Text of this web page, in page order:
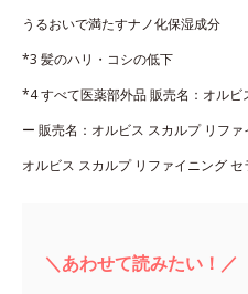
うるおいで満たすナノ化保湿成分
*3 髪のハリ・コシの低下
*4 すべて医薬部外品 販売名：オル
ー 販売名：オルビス スカルプ リフ
オルビス スカルプ リファイニング セ
＼あわせて読みたい！／